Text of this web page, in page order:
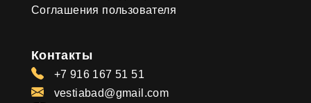
Соглашения пользователя
Контакты
+7 916 167 51 51
vestiabad@gmail.com